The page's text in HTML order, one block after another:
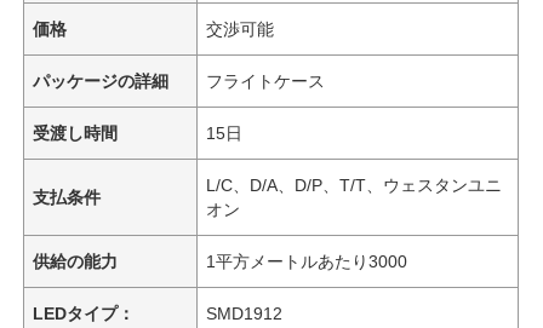
価格 交渉可能
パッケージの詳細 フライトケース
受渡し時間 15日
支払条件
L/C、D/A、D/P、T/T、ウェスタンユニ
オン
供給の能力 1平方メートルあたり3000
LEDタイプ： SMD1912